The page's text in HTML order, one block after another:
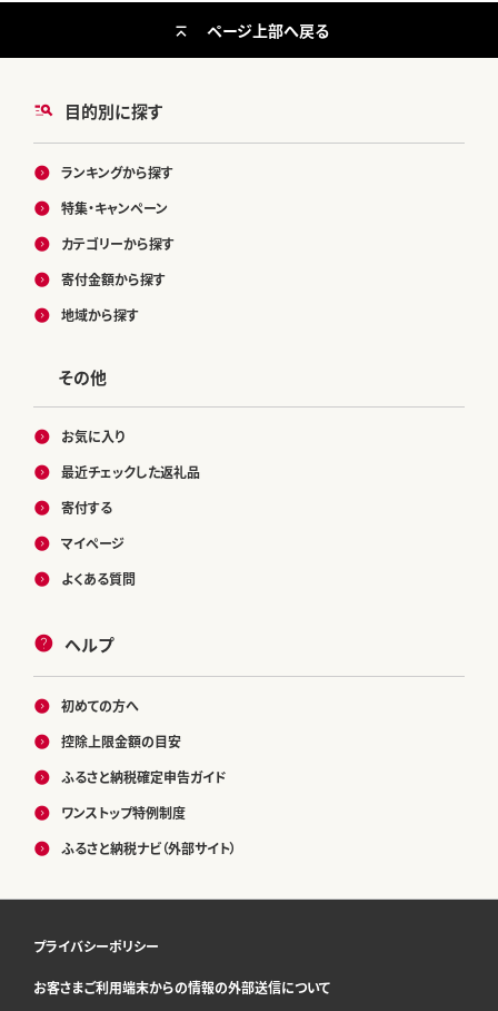
目的別に探す
ランキングから探す
特集・キャンペーン
カテゴリーから探す
寄付金額から探す
地域から探す
その他
お気に入り
最近チェックした返礼品
寄付する
マイページ
よくある質問
ヘルプ
初めての方へ
控除上限金額の目安
ふるさと納税確定申告ガイド
ワンストップ特例制度
ふるさと納税ナビ（外部サイト）
ページ上部へ戻る
プライバシーポリシー
お客さまご利用端末からの情報の外部送信について